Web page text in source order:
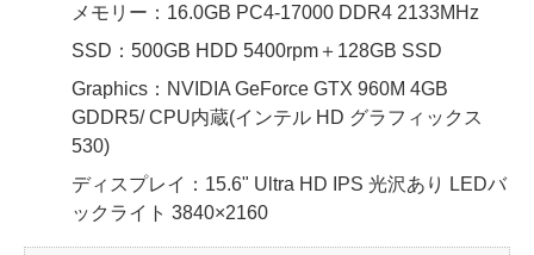
メモリー：16.0GB PC4-17000 DDR4 2133MHz
SSD：500GB HDD 5400rpm＋128GB SSD
Graphics：NVIDIA GeForce GTX 960M 4GB
GDDR5/ CPU内蔵(インテル HD グラフィックス
530)
ディスプレイ：15.6" Ultra HD IPS 光沢あり LEDバ
ックライト 3840×2160